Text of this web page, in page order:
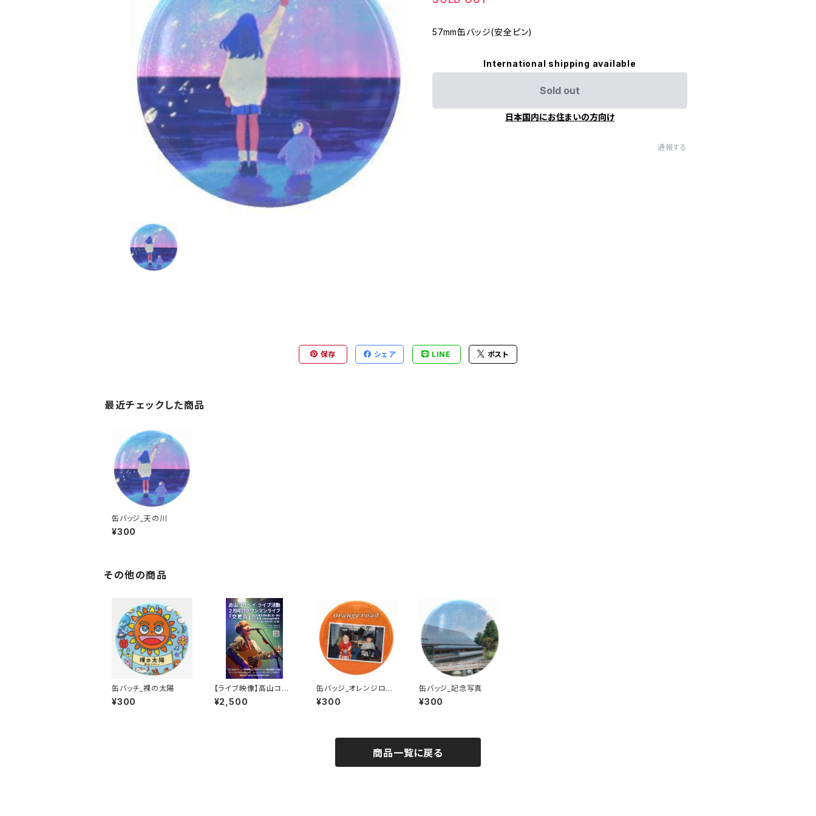
57mm缶バッジ(安全ピン)
International shipping available
Sold out
日本国内にお住まいの方向け
通報する
保存 シェア LINE ポスト
最近チェックした商品
缶バッジ_天の川
¥300
その他の商品
缶バッチ_裸の太陽
¥300
【ライブ映像】高山コウ
ヘイ 1stワンマンライブ
「交差点」
¥2,500
缶バッジ_オレンジロー
ド
¥300
缶バッジ_記念写真
¥300
商品一覧に戻る